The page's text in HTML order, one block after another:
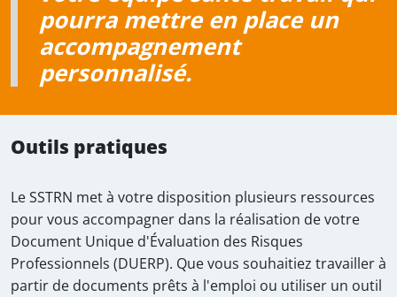
pourra mettre en place un
accompagnement
personnalisé.
Outils pratiques
Le SSTRN met à votre disposition plusieurs ressources
pour vous accompagner dans la réalisation de votre
Document Unique d'Évaluation des Risques
Professionnels (DUERP). Que vous souhaitiez travailler à
partir de documents prêts à l'emploi ou utiliser un outil